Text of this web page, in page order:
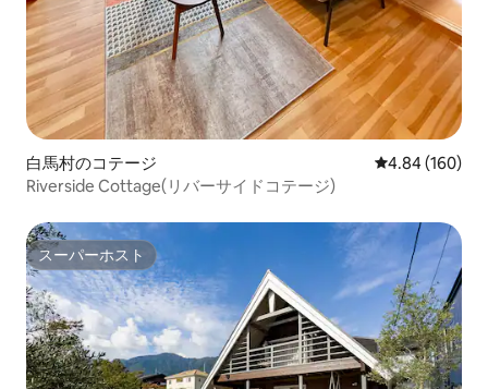
白馬村のコテージ レビュー160
4.84 (160)
Riverside Cottage(リバーサイドコテージ)
スーパーホスト
スーパーホスト